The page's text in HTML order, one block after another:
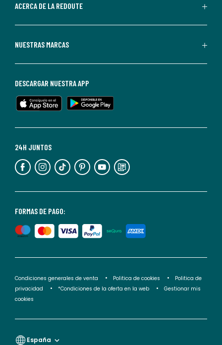
Redoute.
de
en
cualquier
Para
información,
puedes
nuestra
de
privacidad</2>.
ACERCA DE LA REDOUTE
NUESTRAS MARCAS
FORMAS DE PAGO:
24H JUNTOS
DESCARGAR NUESTRA APP
Condiciones generales de venta Politica de cookies
Politica de
privacidad
*Condiciones de la oferta en la web
Gestionar mis
cookies
España